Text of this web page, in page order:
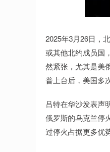
2025年3月26日，
或其他北约成员国
然紧张，尤其是美
普上台后，美国多
吕特在华沙发表声
俄罗斯的乌克兰停
过停火占据更多优